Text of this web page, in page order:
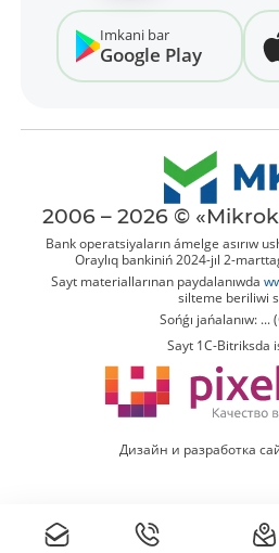
Imkani bar
Google Play
2006 – 2026 ©
Bank operatsiyaların ámelge asırıw
Oraylıq bankiniń 2024-jıl 2-
Sayt materiallarınan paydalanıwda
silteme beriliwi
Sońǵı jańalanıw: ...
Sayt 1C-Bitriksda
Дизайн и разработка